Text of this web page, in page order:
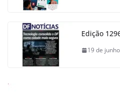
Edição
19 de